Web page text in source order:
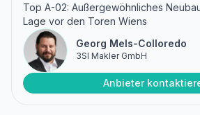
Top A-02: Außergewöhnliches
Lage vor den Toren Wiens
Georg Mels-Colloredo
3SI Makler GmbH
Anbieter